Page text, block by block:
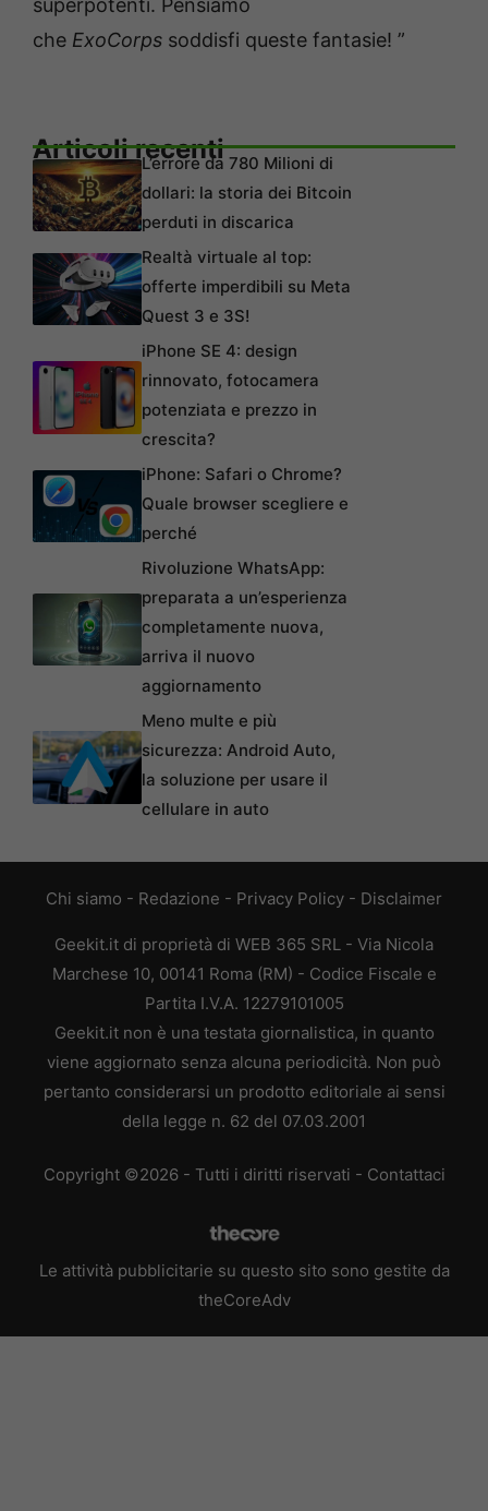
superpotenti. Pensiamo
che ExoCorps soddisfi queste fantasie! ”
Articoli recentiL’errore da 780 Milioni di
dollari: la storia dei Bitcoin
perduti in discarica
Realtà virtuale al top:
offerte imperdibili su Meta
Quest 3 e 3S!
iPhone SE 4: design
rinnovato, fotocamera
potenziata e prezzo in
crescita?
iPhone: Safari o Chrome?
Quale browser scegliere e
perché
Rivoluzione WhatsApp:
preparata a un’esperienza
completamente nuova,
arriva il nuovo
aggiornamento
Meno multe e più
sicurezza: Android Auto,
la soluzione per usare il
cellulare in auto
Chi siamo - Redazione - Privacy Policy - Disclaimer
Geekit.it di proprietà di WEB 365 SRL - Via Nicola
Marchese 10, 00141 Roma (RM) - Codice Fiscale e
Partita I.V.A. 12279101005
Geekit.it non è una testata giornalistica, in quanto
viene aggiornato senza alcuna periodicità. Non può
pertanto considerarsi un prodotto editoriale ai sensi
della legge n. 62 del 07.03.2001
Copyright ©2026 - Tutti i diritti riservati - Contattaci
Le attività pubblicitarie su questo sito sono gestite da
theCoreAdv